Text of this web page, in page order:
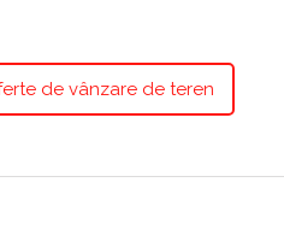
de vânzare de teren